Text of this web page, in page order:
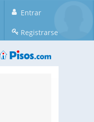
Entrar
Registrarse